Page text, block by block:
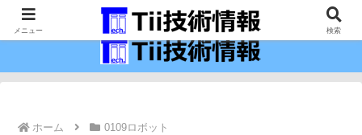
最新の科学技術の情報インフラ。
ホーム 0109ロボット
メニュー 検索